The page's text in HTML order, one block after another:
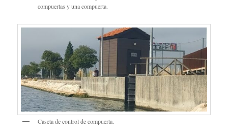
compuertas y una compuerta.
Caseta de control de compuerta.